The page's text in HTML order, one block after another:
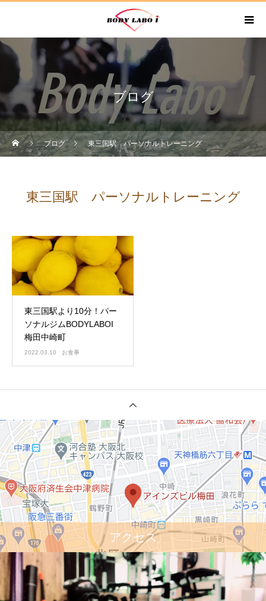
ブログ
ブログ 東三国駅 パーソナルトレーニング
東三国駅 パーソナルトレーニング
東三国駅より10分！パー
ソナルジムBODYLABOI
梅田中崎町
2022.03.10 お食事
アクセス